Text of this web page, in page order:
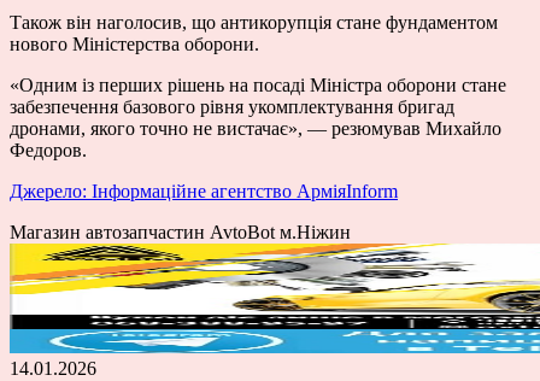
Також він наголосив, що антикорупція стане фундаментом
нового Міністерства оборони.
«Одним із перших рішень на посаді Міністра оборони стане
забезпечення базового рівня укомплектування бригад
дронами, якого точно не вистачає», — резюмував Михайло
Федоров.
Джерело: Інформаційне агентство АрміяInform
Магазин автозапчастин AvtoBot м.Ніжин
14.01.2026